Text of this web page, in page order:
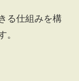
る仕組みを構
。